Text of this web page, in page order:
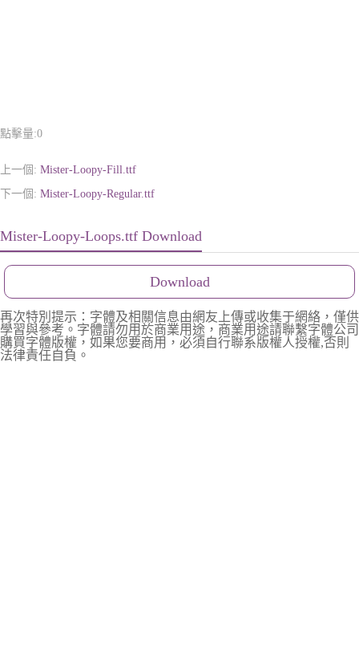
點擊量:0
上一個: Mister-Loopy-Fill.ttf
下一個: Mister-Loopy-Regular.ttf
Mister-Loopy-Loops.ttf Download
Download
再次特別提示：字體及相關信息由網友上傳或收集于網絡，僅供
學習與參考。字體請勿用於商業用途，商業用途請聯繫字體公司
購買字體版權，如果您要商用，必須自行聯系版權人授權,否則
法律責任自負。